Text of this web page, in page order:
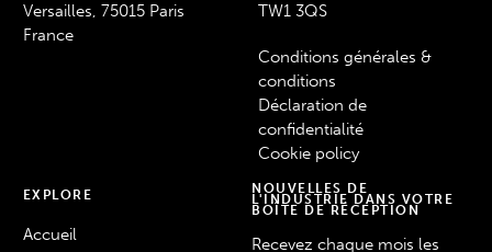
Versailles, 75015 Paris
France
TW1 3QS
Conditions générales &
conditions
Déclaration de
confidentialité
Cookie policy
EXPLORE
Accueil
NOUVELLES DE
L'INDUSTRIE DANS VOTRE
BOÎTE DE RÉCEPTION
Recevez chaque mois les